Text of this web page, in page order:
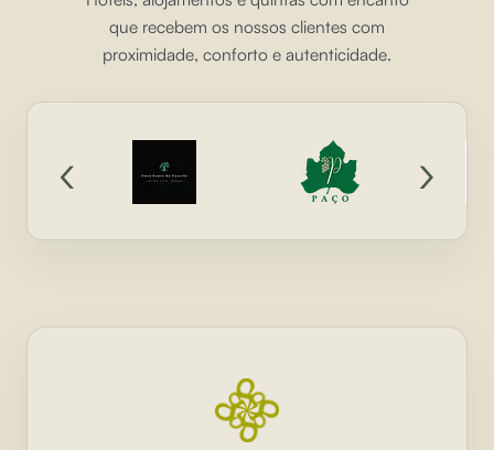
que recebem os nossos clientes com
proximidade, conforto e autenticidade.
‹ ›